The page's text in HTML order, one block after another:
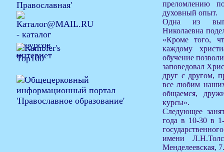
преломлению
духовный опыт.
Одна из
Николаевна
«Кроме того,
каждому
обучение
заповедовал
друг с другом,
все любим
общаемся,
курсы».
Следующее
года в 10-30 в
имени
Менделеевская, 7.